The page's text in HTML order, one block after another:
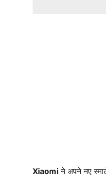
Xiaomi ने अपने नए